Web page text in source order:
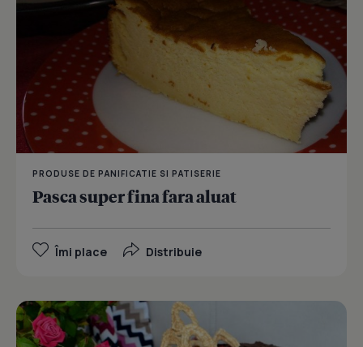
PRODUSE DE PANIFICATIE SI PATISERIE
Pasca super fina fara aluat
Îmi place Distribuie